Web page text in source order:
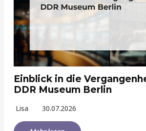
Einblick in die
DDR Museum Berlin
Lisa 30.07.2026